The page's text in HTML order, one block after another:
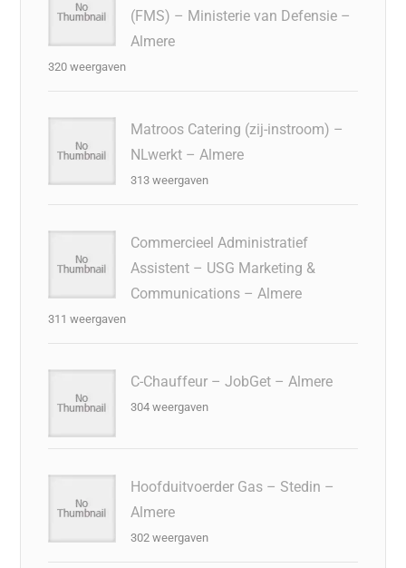
(FMS) – Ministerie van Defensie –
Almere
320 weergaven
Matroos Catering (zij-instroom) –
NLwerkt – Almere
313 weergaven
Commercieel Administratief
Assistent – USG Marketing &
Communications – Almere
311 weergaven
C-Chauffeur – JobGet – Almere
304 weergaven
Hoofduitvoerder Gas – Stedin –
Almere
302 weergaven